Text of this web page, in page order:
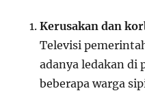
Kerusakan dan
Televisi
adanya ledakan di
beberapa warga